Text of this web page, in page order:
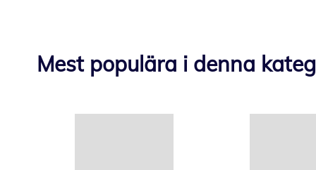
Mest populära i denna